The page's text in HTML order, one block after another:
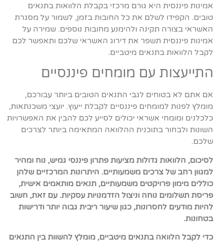
אמינות פיננסית היא גורם מרכזי בקבלת הלוואות בתנאים
טובים. הקפידו לשלם את כל החובות בזמן, לשמור על מסגרת
האשראי בצורה תקינה ולהימנע מחובות נוספים. שמירה על
אמינות פיננסית תשפר את דירוג האשראי שלכם ותאפשר לכם
לקבל הלוואות בתנאים מיטביים.
התייעצות עם מומחים פיננסיים
אם אתם לא בטוחים לגבי התנאים הטובים ביותר עבורכם,
מומלץ לפנות למומחים פיננסיים לקבלת ייעוץ. יועצי משכנתאות,
כלכלנים ומומחי אשראי יכולים לסייע לכם להבין את האפשרויות
השונות ולבחור בתוכנית ההלוואה המתאימה ביותר לצרכים
שלכם.
לסיכום, הלוואות גדולות מציעות פתרון פיננסי גמיש, נוח ומהיר
למגוון רחב של צרכים משמעותיים. היתרונות המרכזיים שלהן
כוללים מימון פרויקטים משמעותיים, תנאים מותאמים אישית,
פריסת תשלומים נוחה וניצול הזדמנויות עסקיות. עם זאת, חשוב
להיות מודעים לחסרונות, כגון שיעור ריבית גבוה יותר ודרישות
בטחונות.
כדי לקבל הלוואה בתנאים מיטביים, מומלץ להשוות בין התנאים